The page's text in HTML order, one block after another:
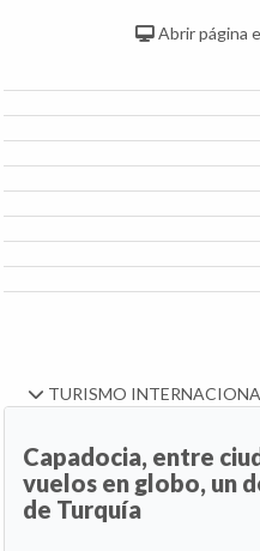
Abrir página
TURISMO
Capadocia, entre
vuelos en globo, un
de Turquía